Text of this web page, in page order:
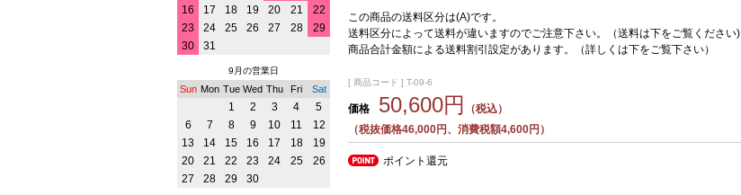
この商品の送料区分は(A)です。
送料区分によって送料が違いますのでご注意下さい。（送料は下をご覧ください)
商品合計金額による送料割引設定があります。（詳しくは下をご覧下さい）
[ 商品コード ] T-09-6
価格 50,600円
（税込）
（税抜価格46,000円、消費税額4,600円）
ポイント還元
16
17 18 19 20 21
22
23
24 25 26 27 28
29
30
31
9月の営業日
Sun Mon Tue Wed Thu Fri Sat
1 2 3 4
5
6
7 8 9 10 11
12
13
14 15 16 17 18
19
20
21 22 23 24 25
26
27
28 29 30